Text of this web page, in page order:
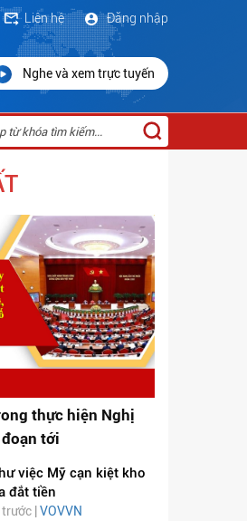
Đăng nhập
Liên hệ
Nghe và xem trực tuyến
thực hiện Nghị
tới
việc Mỹ cạn kiệt kho
đắt tiền
| VOVVN